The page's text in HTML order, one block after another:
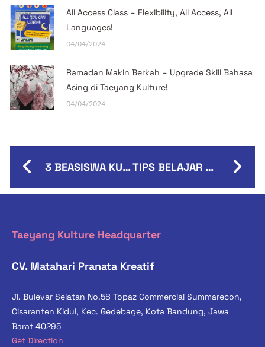
All Access Class – Flexibility, All Access, All
Languages!
04/04/2024
Ramadan Makin Berkah – Upgrade Skill Bahasa
Asing di Taeyang Kulture!
04/04/2024
3 BEASISWA KULIAH KE AMERIKA SERIKAT TIPS BELAJAR BAHASA ASING
Taeyang Kulture Headquarter
CV. Matahari Pranata Kreatif
Jl. Bulevar Selatan No.58 Topaz Commercial Summarecon,
Cisaranten Kidul, Kec. Gedebage, Kota Bandung, Jawa
Barat 40295
Get Direction